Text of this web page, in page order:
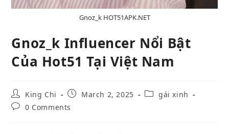
Gnoz_k HOT51APK.NET
Gnoz_k Influencer Nổi Bật
Của Hot51 Tại Việt Nam
King Chi March 2, 2025
gái xinh
0 Comments